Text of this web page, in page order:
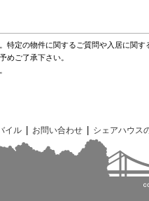
特定の物件に関するご質問や入居に関
めご了承下さい。
イル お問い合わせ シェアハウス